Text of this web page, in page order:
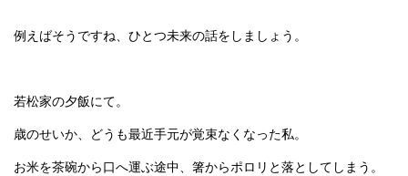
例えばそうですね、ひとつ未来の話をしましょう。
若松家の夕飯にて。
歳のせいか、どうも最近手元が覚束なくなった私。
お米を茶碗から口へ運ぶ途中、箸からポロリと落としてしまう。